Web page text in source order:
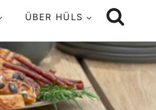
ÜBER HÜLS